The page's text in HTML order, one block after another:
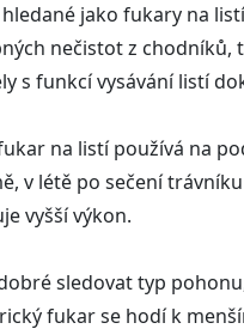
hledané jako fukary na
nečistot z chodníků,
s funkcí vysávání listí
na listí používá na
v létě po sečení
vyšší výkon.
sledovat typ
fukar se hodí k